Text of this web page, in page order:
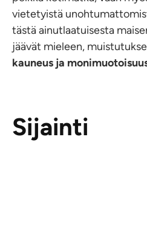
vietetyistä
tästä ainutlaatuisesta
jäävät mieleen,
kauneus ja
Sijainti